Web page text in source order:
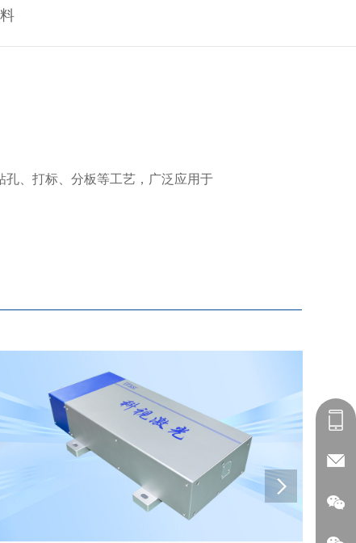
孔、打标、分板等工艺，广泛应用于